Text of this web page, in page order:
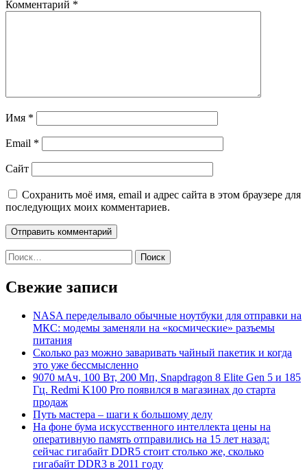
Комментарий *
Имя *
Email *
Сайт
Сохранить моё имя, email и адрес сайта в этом браузере для
последующих моих комментариев.
Найти:
Свежие записи
NASA переделывало обычные ноутбуки для отправки на
МКС: модемы заменяли на «космические» разъемы
питания
Сколько раз можно заваривать чайный пакетик и когда
это уже бессмысленно
9070 мАч, 100 Вт, 200 Мп, Snapdragon 8 Elite Gen 5 и 185
Гц. Redmi K100 Pro появился в магазинах до старта
продаж
Путь мастера – шаги к большому делу
На фоне бума искусственного интеллекта цены на
оперативную память отправились на 15 лет назад:
сейчас гигабайт DDR5 стоит столько же, сколько
гигабайт DDR3 в 2011 году